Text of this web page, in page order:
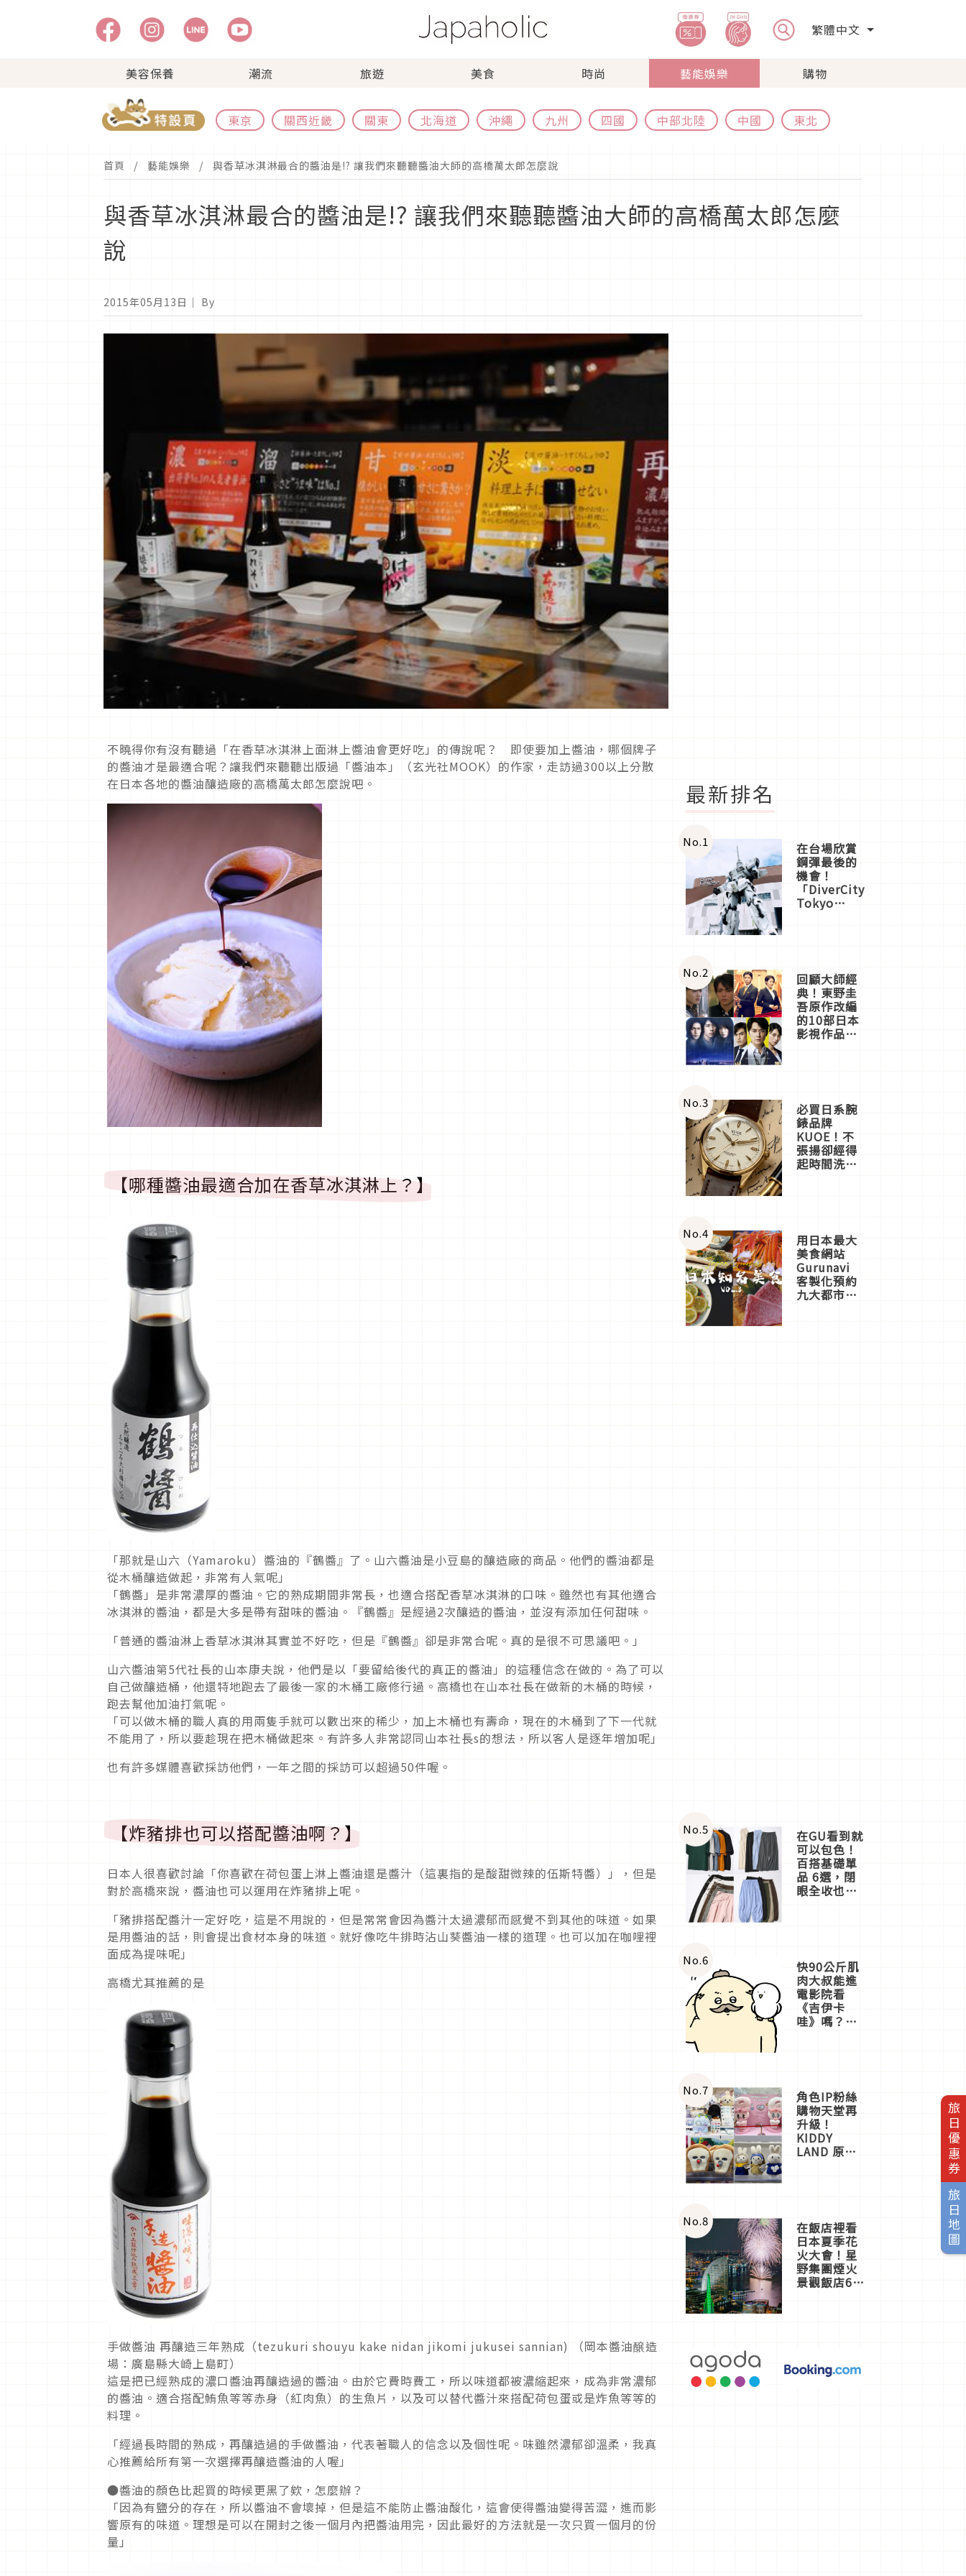
繁體中文
美容保養 潮流 旅遊 美食 時尚 藝能娛樂 購物
東京 關西近畿 關東 北海道 沖繩 九州 四國 中部北陸 中國 東北
旅日優惠券
旅日地圖
首頁 藝能娛樂 與香草冰淇淋最合的醬油是!? 讓我們來聽聽醬油大師的高橋萬太郎怎麼說
與香草冰淇淋最合的醬油是!? 讓我們來聽聽醬油大師的高橋萬太郎怎麼
說
2015年05月13日 ｜ By
不曉得你有沒有聽過「在香草冰淇淋上面淋上醬油會更好吃」的傳說呢？ 即使要加上醬油，哪個牌子
的醬油才是最適合呢？讓我們來聽聽出版過「醬油本」（玄光社MOOK）的作家，走訪過300以上分散
在日本各地的醬油釀造廠的高橋萬太郎怎麼說吧。
【哪種醬油最適合加在香草冰淇淋上？】
「那就是山六（Yamaroku）醬油的『鶴醬』了。山六醬油是小豆島的釀造廠的商品。他們的醬油都是
從木桶釀造做起，非常有人氣呢」
「鶴醬」是非常濃厚的醬油。它的熟成期間非常長，也適合搭配香草冰淇淋的口味。雖然也有其他適合
冰淇淋的醬油，都是大多是帶有甜味的醬油。『鶴醬』是經過2次釀造的醬油，並沒有添加任何甜味。
「普通的醬油淋上香草冰淇淋其實並不好吃，但是『鶴醬』卻是非常合呢。真的是很不可思議吧。」
山六醬油第5代社長的山本康夫說，他們是以「要留給後代的真正的醬油」的這種信念在做的。為了可以
自己做釀造桶，他還特地跑去了最後一家的木桶工廠修行過。高橋也在山本社長在做新的木桶的時候，
跑去幫他加油打氣呢。
「可以做木桶的職人真的用兩隻手就可以數出來的稀少，加上木桶也有壽命，現在的木桶到了下一代就
不能用了，所以要趁現在把木桶做起來。有許多人非常認同山本社長s的想法，所以客人是逐年增加呢」
也有許多媒體喜歡採訪他們，一年之間的採訪可以超過50件喔。
【炸豬排也可以搭配醬油啊？】
日本人很喜歡討論「你喜歡在荷包蛋上淋上醬油還是醬汁（這裏指的是酸甜微辣的伍斯特醬）」，但是
對於高橋來說，醬油也可以運用在炸豬排上呢。
「豬排搭配醬汁一定好吃，這是不用說的，但是常常會因為醬汁太過濃郁而感覺不到其他的味道。如果
是用醬油的話，則會提出食材本身的味道。就好像吃牛排時沾山葵醬油一樣的道理。也可以加在咖哩裡
面成為提味呢」
高橋尤其推薦的是
手做醬油 再釀造三年熟成（tezukuri shouyu kake nidan jikomi jukusei sannian) （岡本醬油醸造
場：廣島縣大崎上島町）
這是把已經熟成的濃口醬油再釀造過的醬油。由於它費時費工，所以味道都被濃縮起來，成為非常濃郁
的醬油。適合搭配鮪魚等等赤身（紅肉魚）的生魚片，以及可以替代醬汁來搭配荷包蛋或是炸魚等等的
料理。
「經過長時間的熟成，再釀造過的手做醬油，代表著職人的信念以及個性呢。味雖然濃郁卻溫柔，我真
心推薦給所有第一次選擇再釀造醬油的人喔」
●醬油的顏色比起買的時候更黑了欸，怎麼辦？
「因為有鹽分的存在，所以醬油不會壞掉，但是這不能防止醬油酸化，這會使得醬油變得苦澀，進而影
響原有的味道。理想是可以在開封之後一個月內把醬油用完，因此最好的方法就是一次只買一個月的份
量」
最新排名
No.1 在台場欣賞
鋼彈最後的
機會！
「DiverCity
Tokyo
體驗
No.2 回顧大師經
典！東野圭
吾原作改編
的10部日本
影視作品推
No.3 必買日系腕
錶品牌
KUOE！不
張揚卻經得
起時間洗鍊
No.4 用日本最大
美食網站
Gurunavi
客製化預約
九大都市餐
No.5 在GU看到就
可以包色！
百搭基礎單
品 6選，閉
眼全收也不
No.6 快90公斤肌
肉大叔能進
電影院看
《吉伊卡
哇》嗎？日
一同給出了
答案
No.7 角色IP粉絲
購物天堂再
升級！
KIDDY
LAND 原宿
店3分即達
No.8 在飯店裡看
日本夏季花
火大會！星
野集團煙火
景觀飯店6